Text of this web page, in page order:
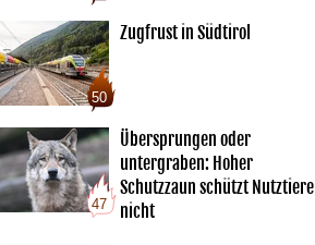
50
Zugfrust in Südtirol
47
Übersprungen oder
untergraben: Hoher
Schutzzaun schützt Nutztiere
nicht